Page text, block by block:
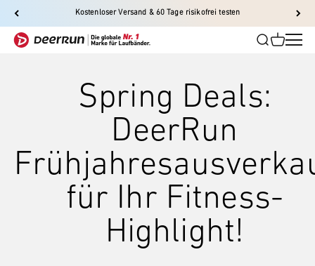
Zum Inhalt springen
Kostenloser Versand & 60 Tage risikofrei testen
DeerRun-EU
Suche
Spring Deals:
DeerRun
für Ihr Fitness-
Highlight!